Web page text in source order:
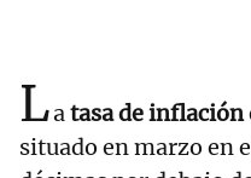
Latasa de inflación
situado en marzo en